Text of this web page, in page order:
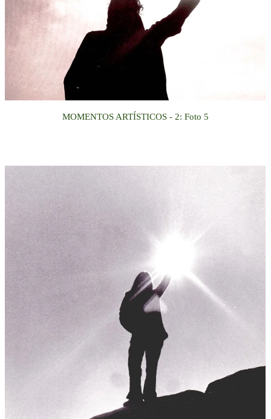
MOMENTOS ARTÍSTICOS - 2: Foto 5